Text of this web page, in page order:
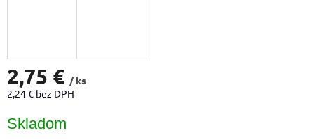
2,75 € / ks
2,24 € bez DPH
cena:
Skladom